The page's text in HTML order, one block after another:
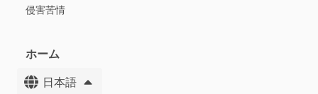
侵害苦情
ホーム
日本語